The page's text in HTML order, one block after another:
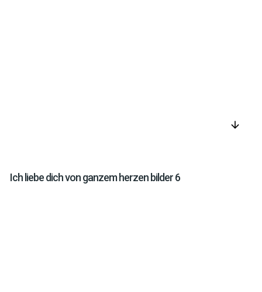
arrow_downward
Ich liebe dich von ganzem herzen bilder 6